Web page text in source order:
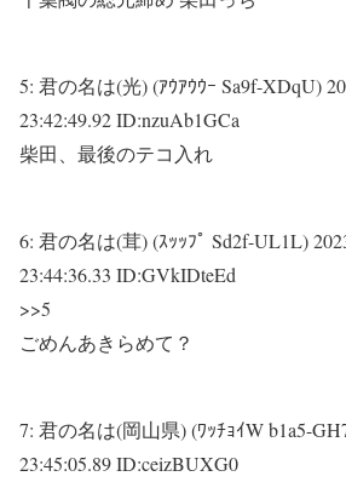
5: 君の名は(光) (ｱｳｱｳｳｰ Sa9f-XDqU)
23:42:49.92 ID:nzuAb1GCa
柴田、最後のテコ入れ
6: 君の名は(茸) (ｽｯｯﾌﾟ Sd2f-UL1L)
23:44:36.33 ID:GVkIDteEd
>>5
ごめんあきらめて？
7: 君の名は(岡山県) (ﾜｯﾁｮｲW b1a5-
23:45:05.89 ID:ceizBUXG0